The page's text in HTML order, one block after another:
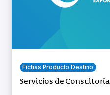
Fichas Producto Destino
Servicios de